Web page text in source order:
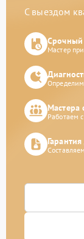
С выездом
Мастер
Мастера
Работаем